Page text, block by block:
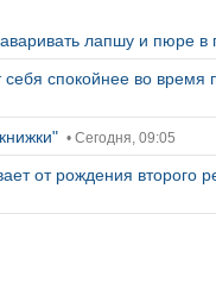
лапшу и пюре в
себя спокойнее во
• Сегодня, 09:05
от рождения второго